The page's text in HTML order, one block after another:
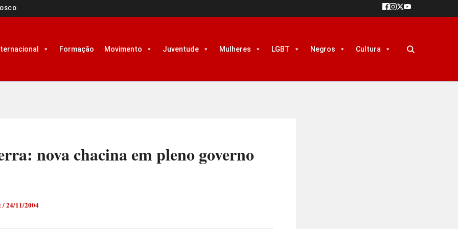
Formação Movimento Juventude Mulheres LGBT Negros Cultura
nova chacina em pleno governo
/24/11/2004